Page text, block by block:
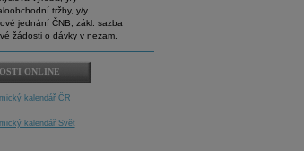
tržby, y/y
jednání ČNB, zákl. sazba
žádosti o dávky v nezam.
ONLINE
kalendář ČR
kalendář Svět